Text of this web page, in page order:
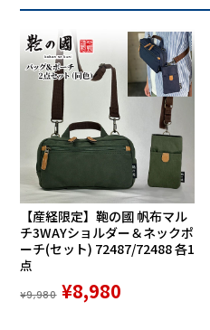
【産経限定】鞄の國 帆布マル
チ3WAYショルダー＆ネックポ
ーチ(セット) 72487/72488 各1
点
¥9,980 ¥8,980